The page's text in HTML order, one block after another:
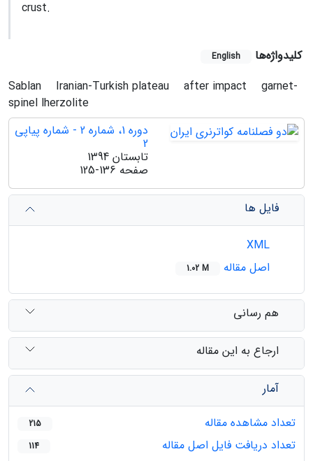
crust.
کلیدواژه‌ها English
Sablan Iranian-Turkish plateau after impact
garnet-
spinel lherzolite
دوره 1، شماره 2 - شماره پیاپی
2
تابستان 1394
صفحه 125-136
فایل ها
اصل مقاله
1.02 M
هم رسانی
ارجاع به این مقاله
آمار
تعداد مشاهده مقاله
215
تعداد دریافت فایل اصل مقاله 114